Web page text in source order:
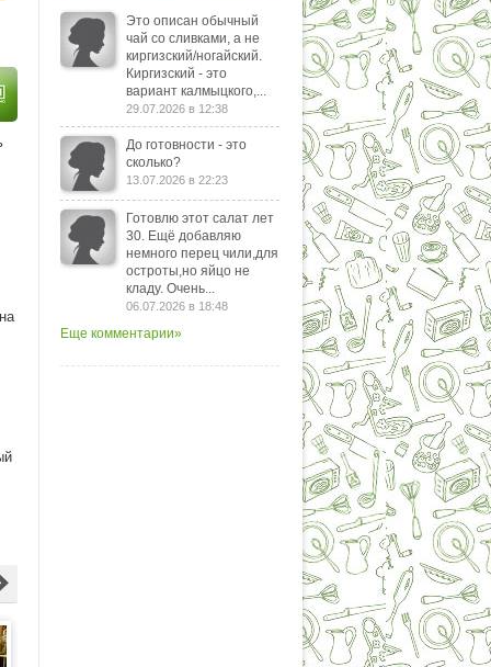
Это описан обычный
чай со сливками, а не
киргизский/ногайский.
Киргизский - это
вариант калмыцкого,...
29.07.2026 в 12:38
До готовности - это
сколько?
13.07.2026 в 22:23
Готовлю этот салат лет
30. Ещё добавляю
немного перец чили,для
остроты,но яйцо не
кладу. Очень...
06.07.2026 в 18:48
Еще комментарии»